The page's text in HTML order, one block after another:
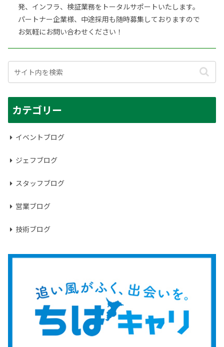
発、インフラ、検証業務をトータルサポートいたします。
パートナー企業様、中途採用も随時募集しておりますので
お気軽にお問い合わせください！
カテゴリー
イベントブログ
ジェフブログ
スタッフブログ
営業ブログ
技術ブログ